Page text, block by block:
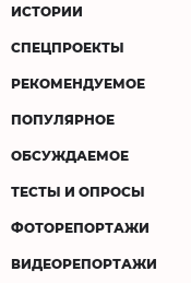
ИСТОРИИ
СПЕЦПРОЕКТЫ
РЕКОМЕНДУЕМОЕ
ПОПУЛЯРНОЕ
ОБСУЖДАЕМОЕ
ТЕСТЫ И ОПРОСЫ
ФОТОРЕПОРТАЖИ
ВИДЕОРЕПОРТАЖИ